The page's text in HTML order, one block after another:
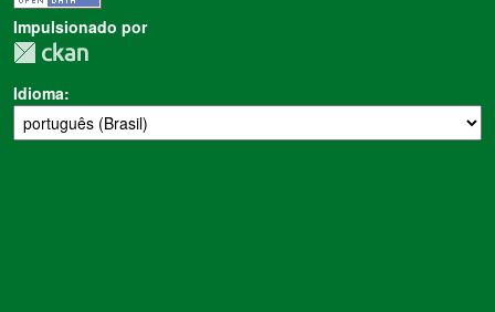
Impulsionado por
Idioma